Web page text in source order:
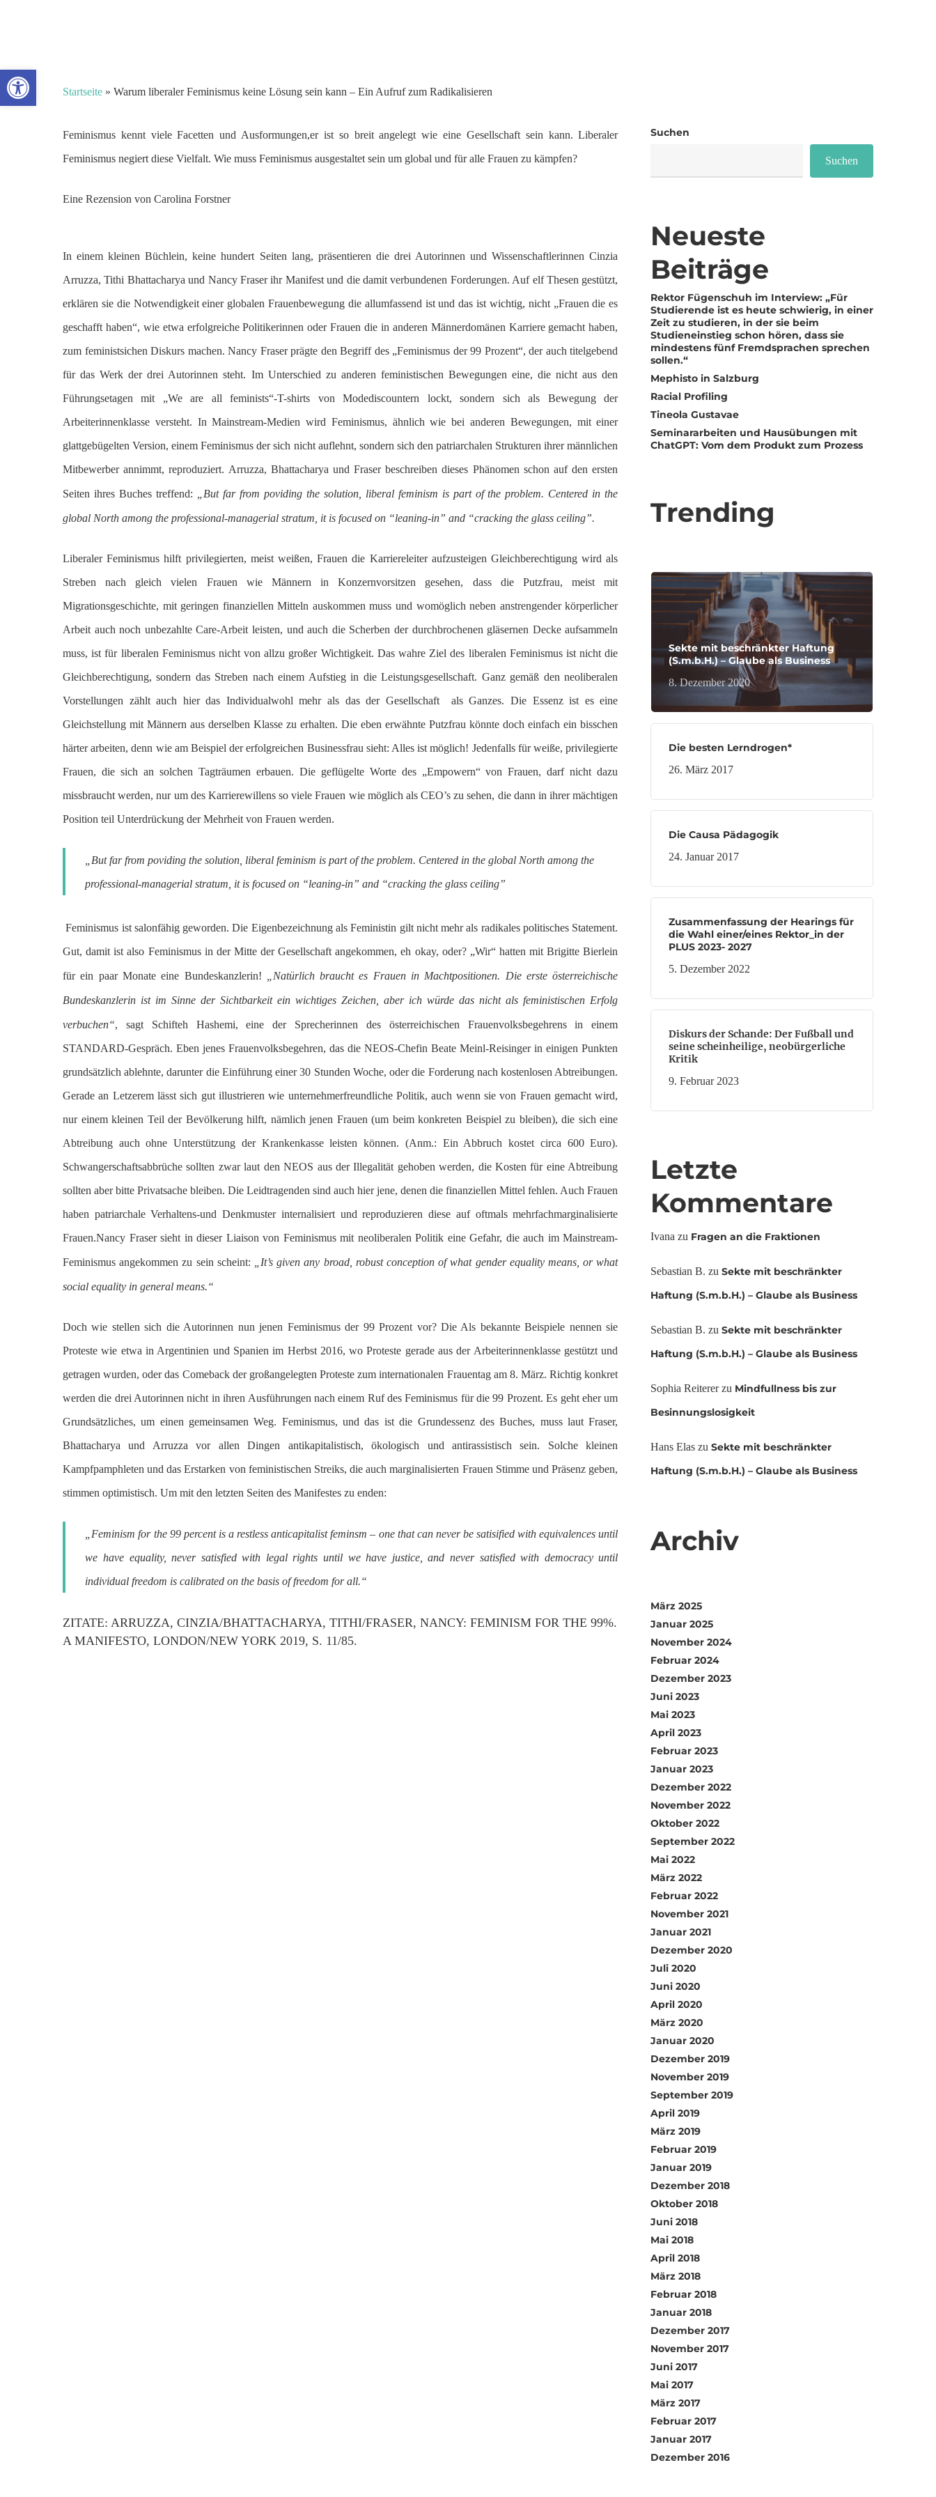
Werkzeugleiste öffnen
content
Startseite » Warum liberaler Feminismus keine Lösung sein kann – Ein Aufruf zum Radikalisieren
Feminismus kennt viele Facetten und Ausformungen,er ist so breit angelegt wie eine Gesellschaft sein kann. Liberaler
Feminismus negiert diese Vielfalt. Wie muss Feminismus ausgestaltet sein um global und für alle Frauen zu kämpfen?
Eine Rezension von Carolina Forstner
In einem kleinen Büchlein, keine hundert Seiten lang, präsentieren die drei Autorinnen und Wissenschaftlerinnen Cinzia
Arruzza, Tithi Bhattacharya und Nancy Fraser ihr Manifest und die damit verbundenen Forderungen. Auf elf Thesen gestützt,
erklären sie die Notwendigkeit einer globalen Frauenbewegung die allumfassend ist und das ist wichtig, nicht „Frauen die es
geschafft haben“, wie etwa erfolgreiche Politikerinnen oder Frauen die in anderen Männerdomänen Karriere gemacht haben,
zum feministsichen Diskurs machen. Nancy Fraser prägte den Begriff des „Feminismus der 99 Prozent“, der auch titelgebend
für das Werk der drei Autorinnen steht. Im Unterschied zu anderen feministischen Bewegungen eine, die nicht aus den
Führungsetagen mit „We are all feminists“-T-shirts von Modediscountern lockt, sondern sich als Bewegung der
Arbeiterinnenklasse versteht. In Mainstream-Medien wird Feminismus, ähnlich wie bei anderen Bewegungen, mit einer
glattgebügelten Version, einem Feminismus der sich nicht auflehnt, sondern sich den patriarchalen Strukturen ihrer männlichen
Mitbewerber annimmt, reproduziert. Arruzza, Bhattacharya und Fraser beschreiben dieses Phänomen schon auf den ersten
Seiten ihres Buches treffend: „But far from poviding the solution, liberal feminism is part of the problem. Centered in the
global North among the professional-managerial stratum, it is focused on “leaning-in” and “cracking the glass ceiling”.
Liberaler Feminismus hilft privilegierten, meist weißen, Frauen die Karriereleiter aufzusteigen Gleichberechtigung wird als
Streben nach gleich vielen Frauen wie Männern in Konzernvorsitzen gesehen, dass die Putzfrau, meist mit
Migrationsgeschichte, mit geringen finanziellen Mitteln auskommen muss und womöglich neben anstrengender körperlicher
Arbeit auch noch unbezahlte Care-Arbeit leisten, und auch die Scherben der durchbrochenen gläsernen Decke aufsammeln
muss, ist für liberalen Feminismus nicht von allzu großer Wichtigkeit. Das wahre Ziel des liberalen Feminismus ist nicht die
Gleichberechtigung, sondern das Streben nach einem Aufstieg in die Leistungsgesellschaft. Ganz gemäß den neoliberalen
Vorstellungen zählt auch hier das Individualwohl mehr als das der Gesellschaft als Ganzes. Die Essenz ist es eine
Gleichstellung mit Männern aus derselben Klasse zu erhalten. Die eben erwähnte Putzfrau könnte doch einfach ein bisschen
härter arbeiten, denn wie am Beispiel der erfolgreichen Businessfrau sieht: Alles ist möglich! Jedenfalls für weiße, privilegierte
Frauen, die sich an solchen Tagträumen erbauen. Die geflügelte Worte des „Empowern“ von Frauen, darf nicht dazu
missbraucht werden, nur um des Karrierewillens so viele Frauen wie möglich als CEO’s zu sehen, die dann in ihrer mächtigen
Position teil Unterdrückung der Mehrheit von Frauen werden.
„But far from poviding the solution, liberal feminism is part of the problem. Centered in the global North among the
professional-managerial stratum, it is focused on “leaning-in” and “cracking the glass ceiling”
Feminismus ist salonfähig geworden. Die Eigenbezeichnung als Feministin gilt nicht mehr als radikales politisches Statement.
Gut, damit ist also Feminismus in der Mitte der Gesellschaft angekommen, eh okay, oder? „Wir“ hatten mit Brigitte Bierlein
für ein paar Monate eine Bundeskanzlerin! „Natürlich braucht es Frauen in Machtpositionen. Die erste österreichische
Bundeskanzlerin ist im Sinne der Sichtbarkeit ein wichtiges Zeichen, aber ich würde das nicht als feministischen Erfolg
verbuchen“, sagt Schifteh Hashemi, eine der Sprecherinnen des österreichischen Frauenvolksbegehrens in einem
STANDARD-Gespräch. Eben jenes Frauenvolksbegehren, das die NEOS-Chefin Beate Meinl-Reisinger in einigen Punkten
grundsätzlich ablehnte, darunter die Einführung einer 30 Stunden Woche, oder die Forderung nach kostenlosen Abtreibungen.
Gerade an Letzerem lässt sich gut illustrieren wie unternehmerfreundliche Politik, auch wenn sie von Frauen gemacht wird,
nur einem kleinen Teil der Bevölkerung hilft, nämlich jenen Frauen (um beim konkreten Beispiel zu bleiben), die sich eine
Abtreibung auch ohne Unterstützung der Krankenkasse leisten können. (Anm.: Ein Abbruch kostet circa 600 Euro).
Schwangerschaftsabbrüche sollten zwar laut den NEOS aus der Illegalität gehoben werden, die Kosten für eine Abtreibung
sollten aber bitte Privatsache bleiben. Die Leidtragenden sind auch hier jene, denen die finanziellen Mittel fehlen. Auch Frauen
haben patriarchale Verhaltens-und Denkmuster internalisiert und reproduzieren diese auf oftmals mehrfachmarginalisierte
Frauen.Nancy Fraser sieht in dieser Liaison von Feminismus mit neoliberalen Politik eine Gefahr, die auch im Mainstream-
Feminismus angekommen zu sein scheint: „It’s given any broad, robust conception of what gender equality means, or what
social equality in general means.“
Doch wie stellen sich die Autorinnen nun jenen Feminismus der 99 Prozent vor? Die Als bekannte Beispiele nennen sie
Proteste wie etwa in Argentinien und Spanien im Herbst 2016, wo Proteste gerade aus der Arbeiterinnenklasse gestützt und
getragen wurden, oder das Comeback der großangelegten Proteste zum internationalen Frauentag am 8. März. Richtig konkret
werden die drei Autorinnen nicht in ihren Ausführungen nach einem Ruf des Feminismus für die 99 Prozent. Es geht eher um
Grundsätzliches, um einen gemeinsamen Weg. Feminismus, und das ist die Grundessenz des Buches, muss laut Fraser,
Bhattacharya und Arruzza vor allen Dingen antikapitalistisch, ökologisch und antirassistisch sein. Solche kleinen
Kampfpamphleten und das Erstarken von feministischen Streiks, die auch marginalisierten Frauen Stimme und Präsenz geben,
stimmen optimistisch. Um mit den letzten Seiten des Manifestes zu enden:
„Feminism for the 99 percent is a restless anticapitalist feminsm – one that can never be satisified with equivalences until
we have equality, never satisfied with legal rights until we have justice, and never satisfied with democracy until
individual freedom is calibrated on the basis of freedom for all.“
ZITATE: ARRUZZA, CINZIA/BHATTACHARYA, TITHI/FRASER, NANCY: FEMINISM FOR THE 99%.
A MANIFESTO, LONDON/NEW YORK 2019, S. 11/85.
Suchen
Suchen
Neueste
Beiträge
Rektor Fügenschuh im Interview: „Für
Studierende ist es heute schwierig, in einer
Zeit zu studieren, in der sie beim
Studieneinstieg schon hören, dass sie
mindestens fünf Fremdsprachen sprechen
sollen.“
Mephisto in Salzburg
Racial Profiling
Tineola Gustavae
Seminararbeiten und Hausübungen mit
ChatGPT: Vom dem Produkt zum Prozess
Trending
Sekte mit beschränkter Haftung
(S.m.b.H.) – Glaube als Business
8. Dezember 2020
Die besten Lerndrogen*
26. März 2017
Die Causa Pädagogik
24. Januar 2017
Zusammenfassung der Hearings für
die Wahl einer/eines Rektor_in der
PLUS 2023- 2027
5. Dezember 2022
Diskurs der Schande: Der Fußball und
seine scheinheilige, neobürgerliche
Kritik
9. Februar 2023
Letzte
Kommentare
Ivana zu Fragen an die Fraktionen
Sebastian B. zu Sekte mit beschränkter
Haftung (S.m.b.H.) – Glaube als Business
Sebastian B. zu Sekte mit beschränkter
Haftung (S.m.b.H.) – Glaube als Business
Sophia Reitererzu Mindfullness bis zur
Besinnungslosigkeit
Hans Elaszu Sekte mit beschränkter
Haftung (S.m.b.H.) – Glaube als Business
Archiv
März 2025
Januar 2025
November 2024
Februar 2024
Dezember 2023
Juni 2023
Mai 2023
April 2023
Februar 2023
Januar 2023
Dezember 2022
November 2022
Oktober 2022
September 2022
Mai 2022
März 2022
Februar 2022
November 2021
Januar 2021
Dezember 2020
Juli 2020
Juni 2020
April 2020
März 2020
Januar 2020
Dezember 2019
November 2019
September 2019
April 2019
März 2019
Februar 2019
Januar 2019
Dezember 2018
Oktober 2018
Juni 2018
Mai 2018
April 2018
März 2018
Februar 2018
Januar 2018
Dezember 2017
November 2017
Juni 2017
Mai 2017
März 2017
Februar 2017
Januar 2017
Dezember 2016